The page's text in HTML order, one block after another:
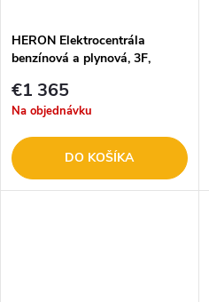
HERON Elektrocentrála
benzínová a plynová, 3F,
€1 365
Na objednávku
DO KOŠÍKA